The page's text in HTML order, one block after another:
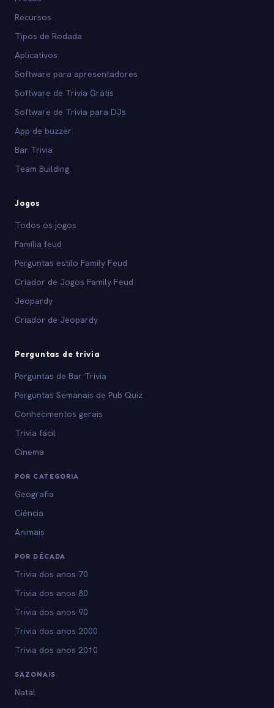
Recursos
Tipos de Rodada
Aplicativos
Software para apresentadores
Software de Trivia Grátis
Software de Trivia para DJs
App de buzzer
Bar Trivia
Team Building
Jogos
Todos os jogos
Família feud
Perguntas estilo Family Feud
Criador de Jogos Family Feud
Jeopardy
Criador de Jeopardy
Perguntas de trivia
Perguntas de Bar Trivia
Perguntas Semanais de Pub Quiz
Conhecimentos gerais
Trivia fácil
Cinema
POR CATEGORIA
Geografia
Ciência
Animais
POR DÉCADA
Trivia dos anos 70
Trivia dos anos 80
Trivia dos anos 90
Trivia dos anos 2000
Trivia dos anos 2010
SAZONAIS
Natal